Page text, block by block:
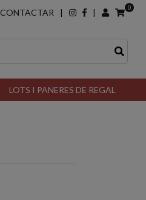
CONTACTAR | | 0
LOTS I PANERES DE REGAL